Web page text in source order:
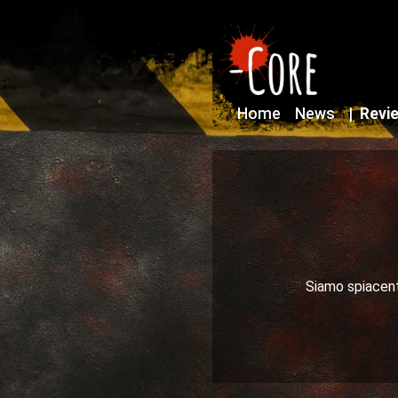
Home News |
Siamo